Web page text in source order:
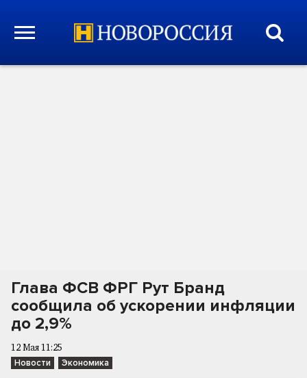
Глава ФСВ ФРГ Рут Бранд
сообщила об ускорении инфляции
до 2,9%
12 Мая 11:25
Новости Экономика